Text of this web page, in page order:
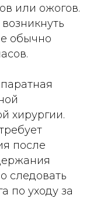
или ожогов.
обычно
хирургии.
после
следовать
по уходу за